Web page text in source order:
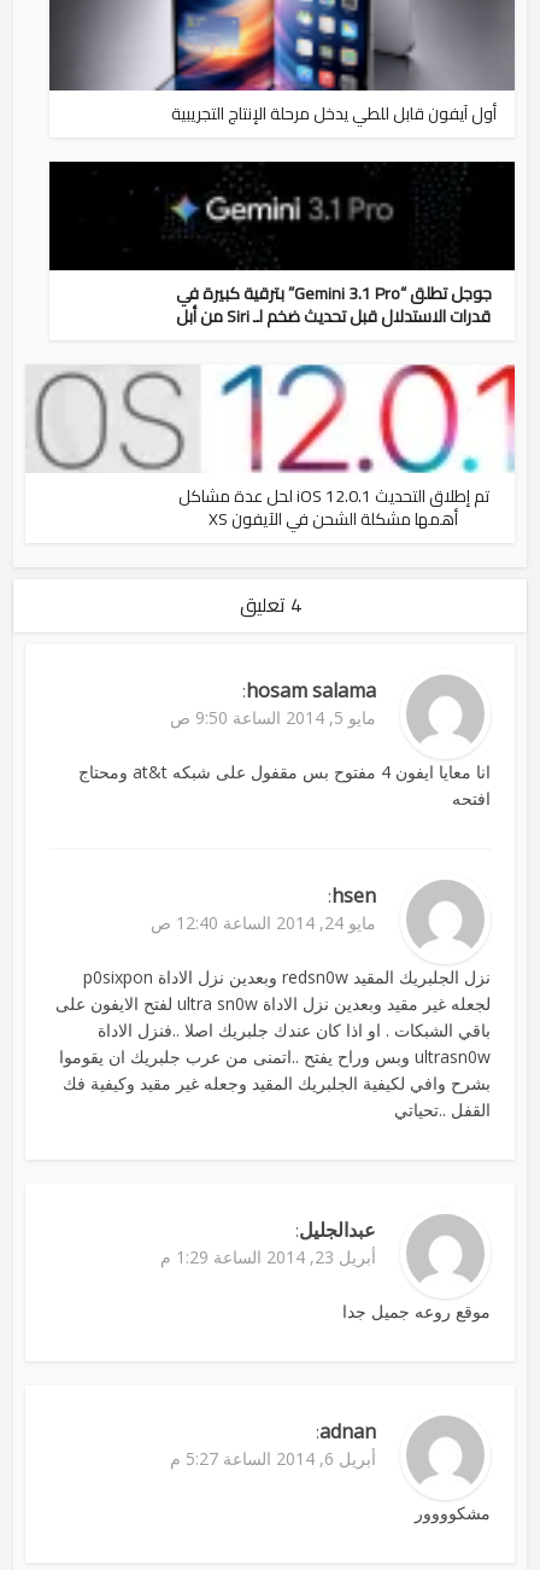
أول آيفون قابل للطي يدخل مرحلة الإنتاج التجريبية
جوجل تطلق “Gemini 3.1 Pro” بترقية كبيرة في
قدرات الاستدلال قبل تحديث ضخم لـ Siri من أبل
تم إطلاق التحديث iOS 12.0.1 لحل عدة مشاكل
أهمها مشكلة الشحن في الآيفون XS
4 تعليق
hosam salama
:
مايو 5, 2014 الساعة 9:50 ص
انا معايا ايفون 4 مفتوح بس مقفول على شبكه at&t ومحتاج
افتحه
hsen
:
مايو 24, 2014 الساعة 12:40 ص
نزل الجلبريك المقيد redsn0w وبعدين نزل الاداة p0sixpon
لجعله غير مقيد وبعدين نزل الاداة ultra sn0w لفتح الايفون على
باقي الشبكات . او اذا كان عندك جلبريك اصلا ..فنزل الاداة
ultrasn0w وبس وراح يفتح ..اتمنى من عرب جلبريك ان يقوموا
بشرح وافي لكيفية الجلبريك المقيد وجعله غير مقيد وكيفية فك
القفل ..تحياتي
عبدالجليل:
أبريل 23, 2014 الساعة 1:29 م
موقع روعه جميل جدا
adnan
:
أبريل 6, 2014 الساعة 5:27 م
مشكوووور